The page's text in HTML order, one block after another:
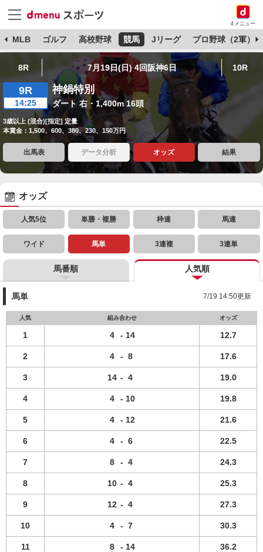
dメニュー
MLB ゴルフ 高校野球 競馬 Jリーグ プロ野球（2軍）
8R 7月19日(日) 4回阪神6日 10R
9R
14:25
神鍋特別
ダート 右・1,400m 16頭
3歳以上 (混合)[指定] 定量
本賞金：1,500、600、380、230、150万円
出馬表 データ分析 オッズ 結果
オッズ
人気5位 単勝・複勝 枠連 馬連
ワイド 馬単 3連複 3連単
馬番順 人気順
馬単 7/19 14:50更新
人気 組み合わせ オッズ
1 4 - 14 12.7
2 4 - 8 17.6
3 14 - 4 19.0
4 4 - 10 19.8
5 4 - 12 21.6
6 4 - 6 22.5
7 8 - 4 24.3
8 10 - 4 25.3
9 12 - 4 27.3
10 4 - 7 30.3
11 8 - 14 36.2